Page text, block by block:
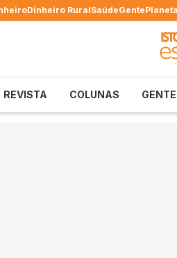
Dinheiro RuralSaúdeGentePlaneta
REVISTA COLUNAS GENTE